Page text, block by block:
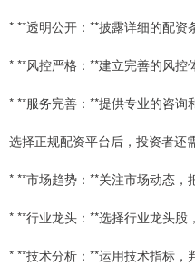
* **透明公开：**披露详细的配资
* **风控严格：**建立完善的风控
* **服务完善：**提供专业的咨询
选择正规配资平台后，投资者还
* **市场趋势：**关注市场动态，
* **行业龙头：**选择行业龙头股
* **技术分析：**运用技术指标，